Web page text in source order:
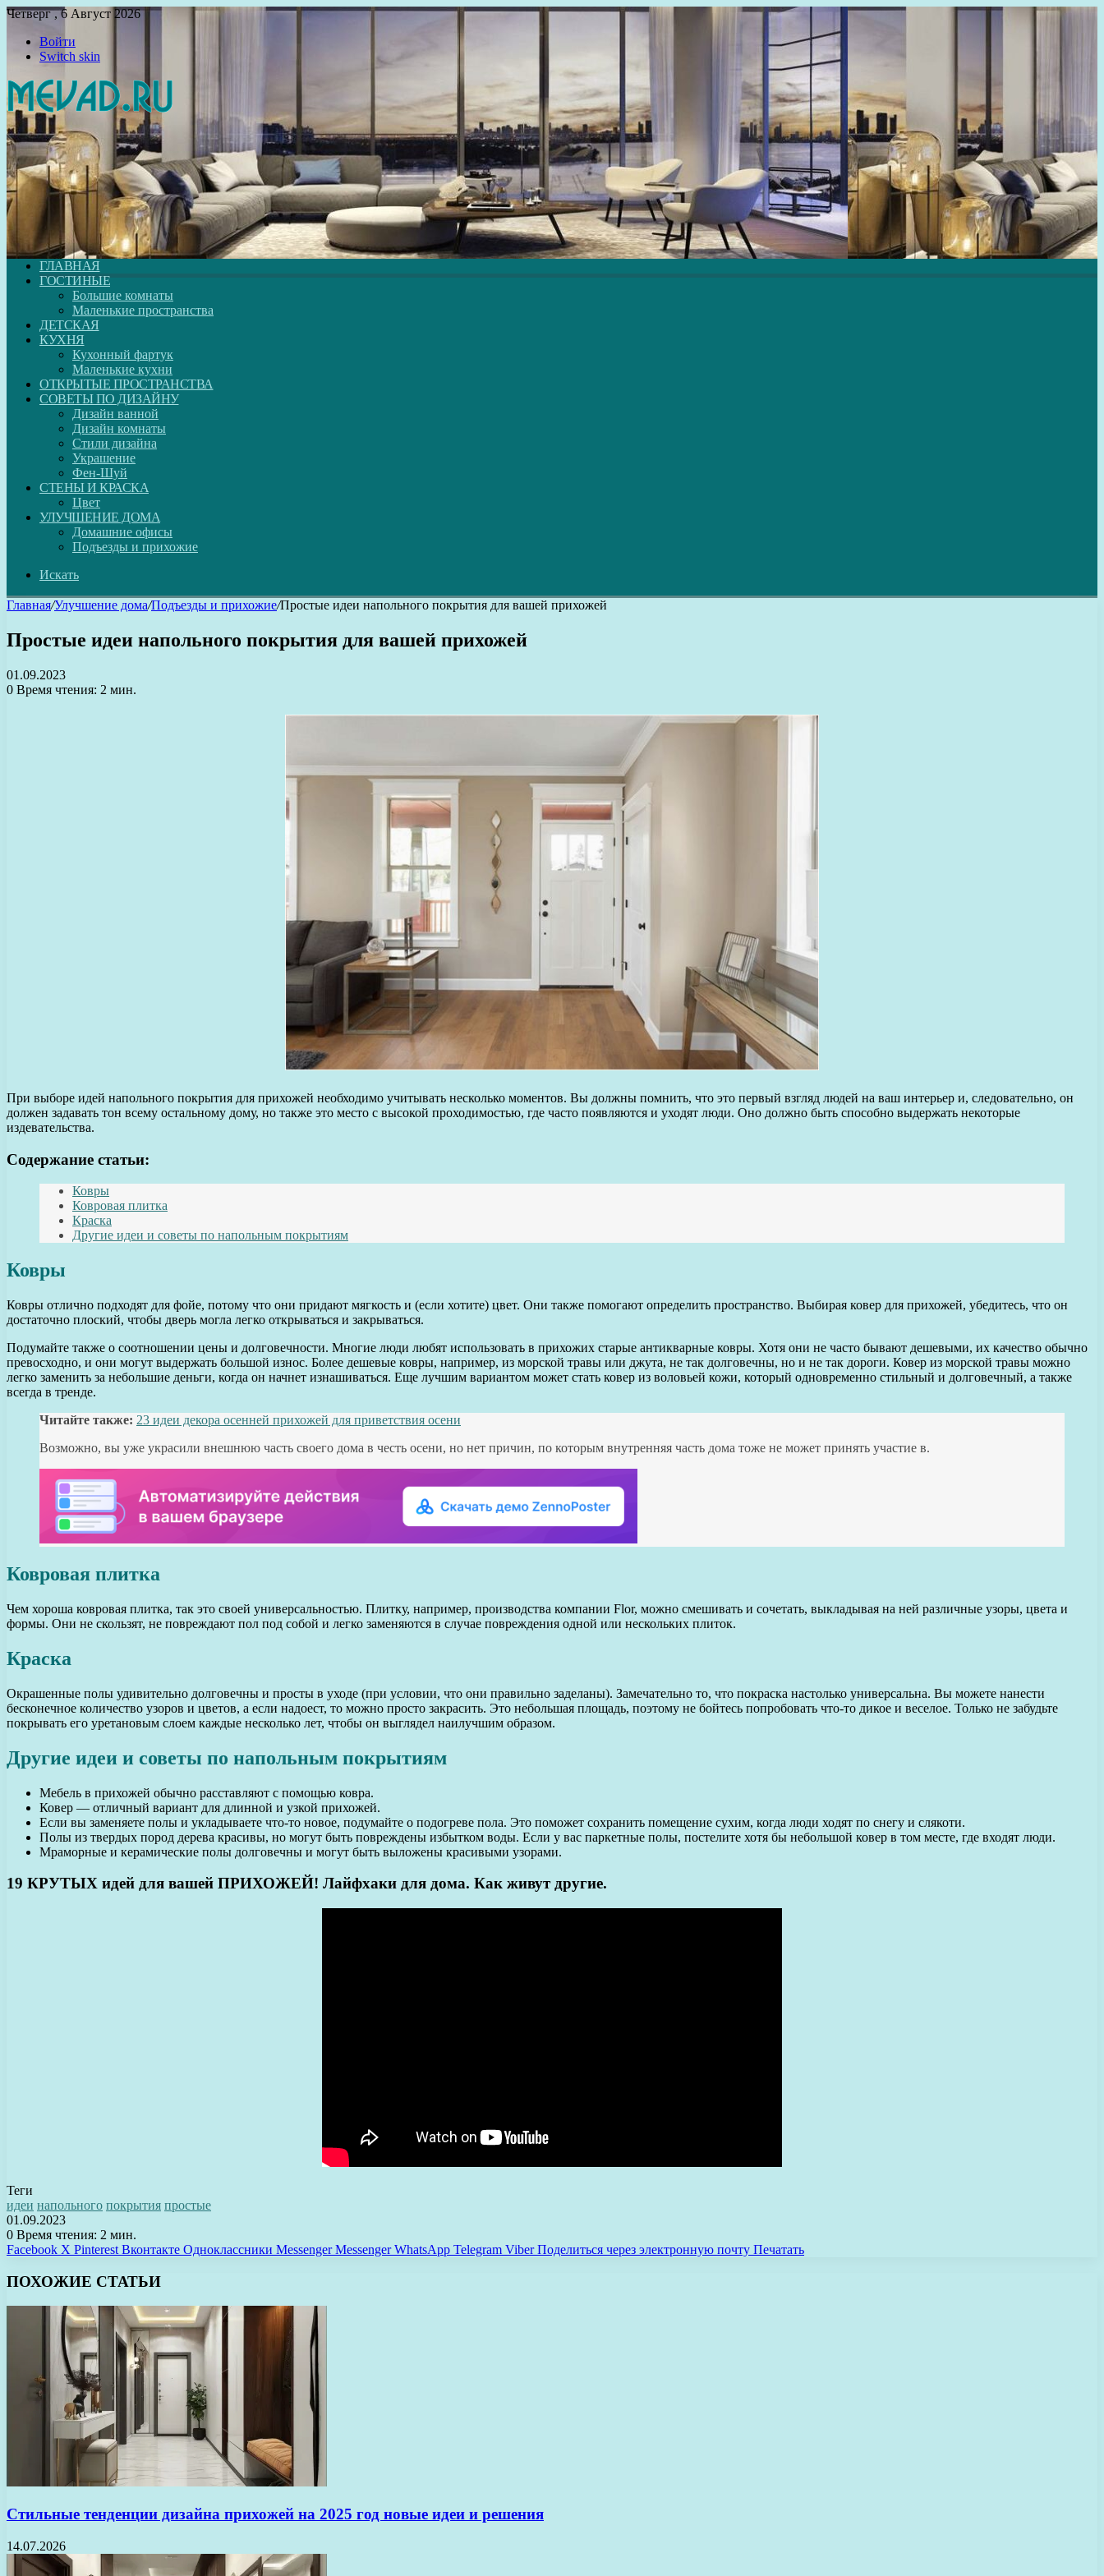
Четверг , 6 Август 2026
Войти
Switch skin
ГЛАВНАЯ
ГОСТИНЫЕ
Большие комнаты
Маленькие пространства
ДЕТСКАЯ
КУХНЯ
Кухонный фартук
Маленькие кухни
ОТКРЫТЫЕ ПРОСТРАНСТВА
СОВЕТЫ ПО ДИЗАЙНУ
Дизайн ванной
Дизайн комнаты
Стили дизайна
Украшение
Фен-Шуй
СТЕНЫ И КРАСКА
Цвет
УЛУЧШЕНИЕ ДОМА
Домашние офисы
Подъезды и прихожие
Искать
Главная/Улучшение дома/Подъезды и прихожие/Простые идеи напольного покрытия для вашей прихожей
Простые идеи напольного покрытия для вашей прихожей
01.09.2023
0 Время чтения: 2 мин.
При выборе идей напольного покрытия для прихожей необходимо учитывать несколько моментов. Вы должны помнить, что это первый взгляд людей на ваш интерьер и, следовательно, он
должен задавать тон всему остальному дому, но также это место с высокой проходимостью, где часто появляются и уходят люди. Оно должно быть способно выдержать некоторые
издевательства.
Содержание статьи:
Ковры
Ковровая плитка
Краска
Другие идеи и советы по напольным покрытиям
Ковры
Ковры отлично подходят для фойе, потому что они придают мягкость и (если хотите) цвет. Они также помогают определить пространство. Выбирая ковер для прихожей, убедитесь, что он
достаточно плоский, чтобы дверь могла легко открываться и закрываться.
Подумайте также о соотношении цены и долговечности. Многие люди любят использовать в прихожих старые антикварные ковры. Хотя они не часто бывают дешевыми, их качество обычно
превосходно, и они могут выдержать большой износ. Более дешевые ковры, например, из морской травы или джута, не так долговечны, но и не так дороги. Ковер из морской травы можно
легко заменить за небольшие деньги, когда он начнет изнашиваться. Еще лучшим вариантом может стать ковер из воловьей кожи, который одновременно стильный и долговечный, а также
всегда в тренде.
Читайте также: 23 идеи декора осенней прихожей для приветствия осени
Возможно, вы уже украсили внешнюю часть своего дома в честь осени, но нет причин, по которым внутренняя часть дома тоже не может принять участие в.
Ковровая плитка
Чем хороша ковровая плитка, так это своей универсальностью. Плитку, например, производства компании Flor, можно смешивать и сочетать, выкладывая на ней различные узоры, цвета и
формы. Они не скользят, не повреждают пол под собой и легко заменяются в случае повреждения одной или нескольких плиток.
Краска
Окрашенные полы удивительно долговечны и просты в уходе (при условии, что они правильно заделаны). Замечательно то, что покраска настолько универсальна. Вы можете нанести
бесконечное количество узоров и цветов, а если надоест, то можно просто закрасить. Это небольшая площадь, поэтому не бойтесь попробовать что-то дикое и веселое. Только не забудьте
покрывать его уретановым слоем каждые несколько лет, чтобы он выглядел наилучшим образом.
Другие идеи и советы по напольным покрытиям
Мебель в прихожей обычно расставляют с помощью ковра.
Ковер — отличный вариант для длинной и узкой прихожей.
Если вы заменяете полы и укладываете что-то новое, подумайте о подогреве пола. Это поможет сохранить помещение сухим, когда люди ходят по снегу и слякоти.
Полы из твердых пород дерева красивы, но могут быть повреждены избытком воды. Если у вас паркетные полы, постелите хотя бы небольшой ковер в том месте, где входят люди.
Мраморные и керамические полы долговечны и могут быть выложены красивыми узорами.
19 КРУТЫХ идей для вашей ПРИХОЖЕЙ! Лайфхаки для дома. Как живут другие.
Теги
идеи напольного покрытия простые
01.09.2023
0 Время чтения: 2 мин.
Facebook X Pinterest Вконтакте Одноклассники Messenger Messenger WhatsApp Telegram Viber Поделиться через электронную почту Печатать
ПОХОЖИЕ СТАТЬИ
Стильные тенденции дизайна прихожей на 2025 год новые идеи и решения
14.07.2026